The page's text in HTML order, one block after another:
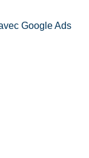
Google Ads